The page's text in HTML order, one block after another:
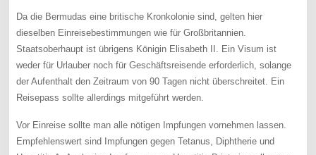
Da die Bermudas eine britische Kronkolonie sind, gelten hier
dieselben Einreisebestimmungen wie für Großbritannien.
Staatsoberhaupt ist übrigens Königin Elisabeth II. Ein Visum ist
weder für Urlauber noch für Geschäftsreisende erforderlich, solange
der Aufenthalt den Zeitraum von 90 Tagen nicht überschreitet. Ein
Reisepass sollte allerdings mitgeführt werden.
Vor Einreise sollte man alle nötigen Impfungen vornehmen lassen.
Empfehlenswert sind Impfungen gegen Tetanus, Diphtherie und